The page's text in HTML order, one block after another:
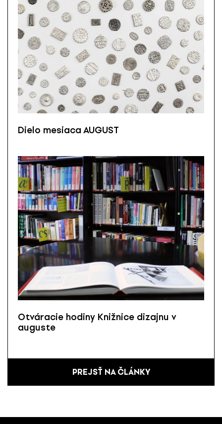
Dielo mesiaca AUGUST
Otváracie hodiny Knižnice dizajnu v
auguste
PREJSŤ NA ČLÁNKY